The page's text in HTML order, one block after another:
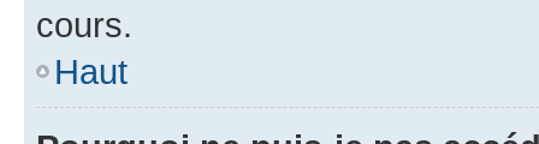
cours.
Haut